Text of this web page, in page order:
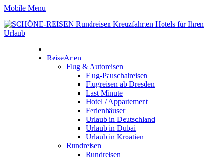
Mobile Menu
ReiseArten
Flug & Autoreisen
Flug-Pauschalreisen
Flugreisen ab Dresden
Last Minute
Hotel / Appartement
Ferienhäuser
Urlaub in Deutschland
Urlaub in Dubai
Urlaub in Kroatien
Rundreisen
Rundreisen